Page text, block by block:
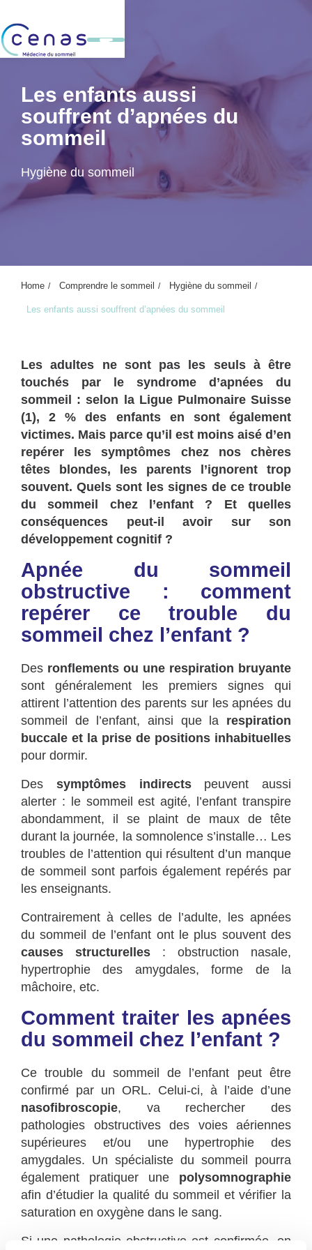
Les enfants aussi
souffrent d’apnées du
sommeil
Hygiène du sommeil
Home Comprendre le sommeil Hygiène du sommeil
Les enfants aussi souffrent d’apnées du sommeil
Les adultes ne sont pas les seuls à être
touchés par le syndrome d’apnées du
sommeil : selon la Ligue Pulmonaire Suisse
(1), 2 % des enfants en sont également
victimes. Mais parce qu’il est moins aisé d’en
repérer les symptômes chez nos chères
têtes blondes, les parents l’ignorent trop
souvent. Quels sont les signes de ce trouble
du sommeil chez l’enfant ? Et quelles
conséquences peut-il avoir sur son
développement cognitif ?
Apnée du sommeil
obstructive : comment
repérer ce trouble du
sommeil chez l’enfant ?
Des ronflements ou une respiration bruyante
sont généralement les premiers signes qui
attirent l’attention des parents sur les apnées du
sommeil de l’enfant, ainsi que la respiration
buccale et la prise de positions inhabituelles
pour dormir.
Des symptômes indirectspeuvent aussi
alerter : le sommeil est agité, l’enfant transpire
abondamment, il se plaint de maux de tête
durant la journée, la somnolence s’installe… Les
troubles de l’attention qui résultent d’un manque
de sommeil sont parfois également repérés par
les enseignants.
Contrairement à celles de l’adulte, les apnées
du sommeil de l’enfant ont le plus souvent des
causes structurelles : obstruction nasale,
hypertrophie des amygdales, forme de la
mâchoire, etc.
Comment traiter les apnées
du sommeil chez l’enfant ?
Ce trouble du sommeil de l’enfant peut être
confirmé par un ORL. Celui-ci, à l’aide d’une
nasofibroscopie, va rechercher des
pathologies obstructives des voies aériennes
supérieures et/ou une hypertrophie des
amygdales. Un spécialiste du sommeil pourra
également pratiquer une polysomnographie
afin d’étudier la qualité du sommeil et vérifier la
saturation en oxygène dans le sang.
Si une pathologie obstructive est confirmée, on